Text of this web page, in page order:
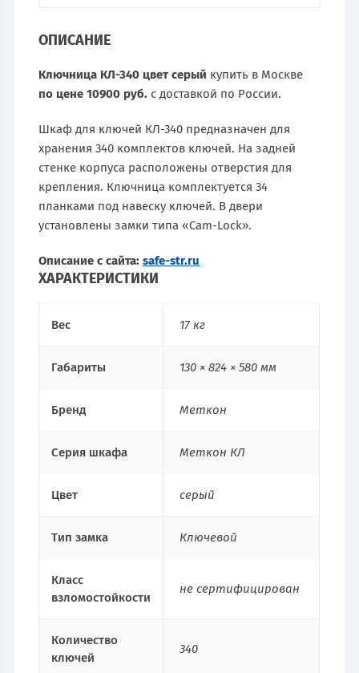
ОПИСАНИЕ
Ключница КЛ-340 цвет серый купить в Москве
по цене 10900 руб. с доставкой по России.
Шкаф для ключей КЛ-340 предназначен для
хранения 340 комплектов ключей. На задней
стенке корпуса расположены отверстия для
крепления. Ключница комплектуется 34
планками под навеску ключей. В двери
установлены замки типа «Cam-Lock».
Описание с сайта:safe-str.ru
ХАРАКТЕРИСТИКИ
Вес 17 кг
Габариты 130 × 824 × 580 мм
Бренд Меткон
Серия шкафа Меткон КЛ
Цвет серый
Тип замка Ключевой
Класс
взломостойкости
не сертифицирован
Количество
ключей
340